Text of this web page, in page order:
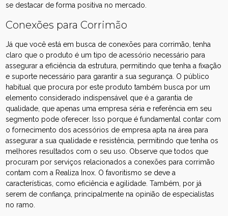
se destacar de forma positiva no mercado.
Conexões para Corrimão
Já que você está em busca de conexões para corrimão, tenha
claro que o produto é um tipo de acessório necessário para
assegurar a eficiência da estrutura, permitindo que tenha a fixação
e suporte necessário para garantir a sua segurança. O público
habitual que procura por este produto também busca por um
elemento considerado indispensável que é a garantia de
qualidade, que apenas uma empresa séria e referência em seu
segmento pode oferecer. Isso porque é fundamental contar com
o fornecimento dos acessórios de empresa apta na área para
assegurar a sua qualidade e resistência, permitindo que tenha os
melhores resultados com o seu uso. Observe que todos que
procuram por serviços relacionados a conexões para corrimão
contam com a Realiza Inox. O favoritismo se deve a
características, como eficiência e agilidade. Também, por já
serem de confiança, principalmente na opinião de especialistas
no ramo.